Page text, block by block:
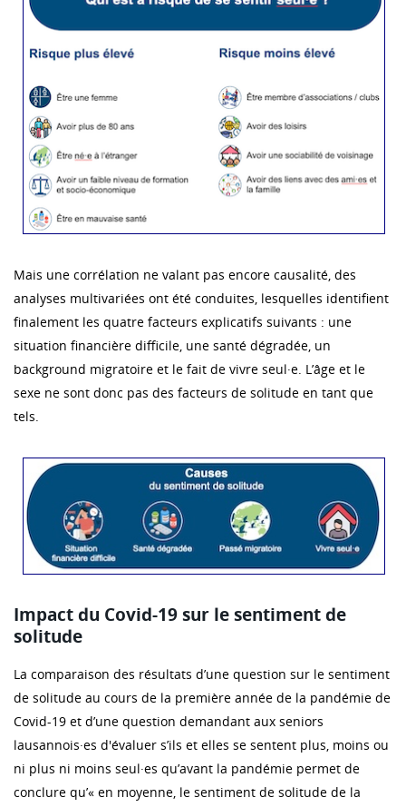
Mais une corrélation ne valant pas encore causalité, des
analyses multivariées ont été conduites, lesquelles identifient
finalement les quatre facteurs explicatifs suivants : une
situation financière difficile, une santé dégradée, un
background migratoire et le fait de vivre seul·e. L’âge et le
sexe ne sont donc pas des facteurs de solitude en tant que
tels.
Impact du Covid-19 sur le sentiment de
solitude
La comparaison des résultats d’une question sur le sentiment
de solitude au cours de la première année de la pandémie de
Covid-19 et d’une question demandant aux seniors
lausannois·es d'évaluer s’ils et elles se sentent plus, moins ou
ni plus ni moins seul·es qu’avant la pandémie permet de
conclure qu’« en moyenne, le sentiment de solitude de la